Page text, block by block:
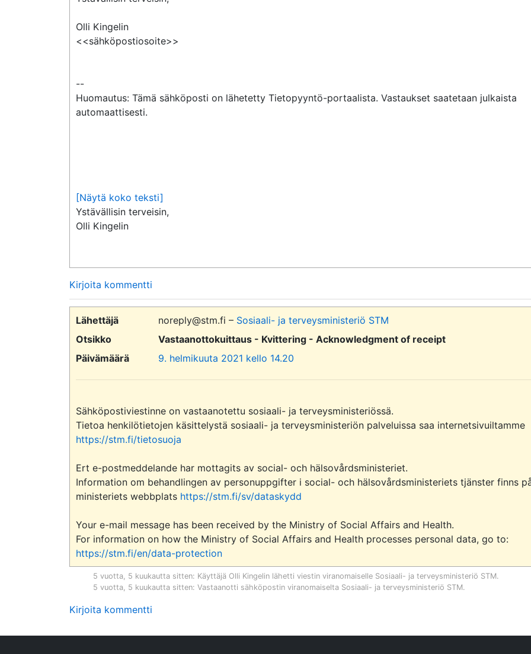
Olli Kingelin
<<sähköpostiosoite>>
--
Huomautus: Tämä sähköposti on lähetetty Tietopyyntö-portaalista. Vastaukset saatetaan julkaista
automaattisesti.
[Näytä koko teksti]
Ystävällisin terveisin,
Olli Kingelin
Kirjoita kommentti
Lähettäjä noreply@stm.fi – Sosiaali- ja terveysministeriö STM
Otsikko
Vastaanottokuittaus - Kvittering - Acknowledgment of receipt
Päivämäärä
9. helmikuuta 2021 kello 14.20
Sähköpostiviestinne on vastaanotettu sosiaali- ja terveysministeriössä.
https://stm.fi/tietosuoja
Ert e-postmeddelande har mottagits av social- och hälsovårdsministeriet.
Information om behandlingen av personuppgifter i social- och hälsovårdsministeriets tjänster finns
ministeriets webbplats https://stm.fi/sv/dataskydd
Your e-mail message has been received by the Ministry of Social Affairs and Health.
https://stm.fi/en/data-protection
5 vuotta, 5 kuukautta sitten: Käyttäjä Olli Kingelin lähetti viestin viranomaiselle Sosiaali- ja terveysministeriö STM.
5 vuotta, 5 kuukautta sitten: Vastaanotti sähköpostin viranomaiselta Sosiaali- ja terveysministeriö STM.
Kirjoita kommentti